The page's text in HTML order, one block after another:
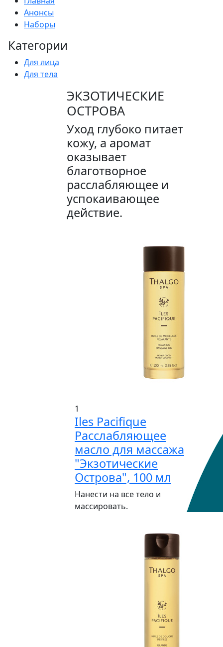
Анонсы
Наборы
Категории
Для лица
Для тела
ЭКЗОТИЧЕСКИЕ
ОСТРОВА
Уход глубоко питает
кожу, а аромат
оказывает
благотворное
расслабляющее и
успокаивающее
действие.
1
Iles Pacifique
Расслабляющее
масло для массажа
"Экзотические
Острова", 100 мл
Нанести на все тело и
массировать.